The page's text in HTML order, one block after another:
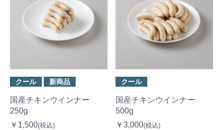
クール 新商品
国産チキンウインナー
250g
￥1,500(税込)
クール
国産チキンウインナー
500g
￥3,000(税込)